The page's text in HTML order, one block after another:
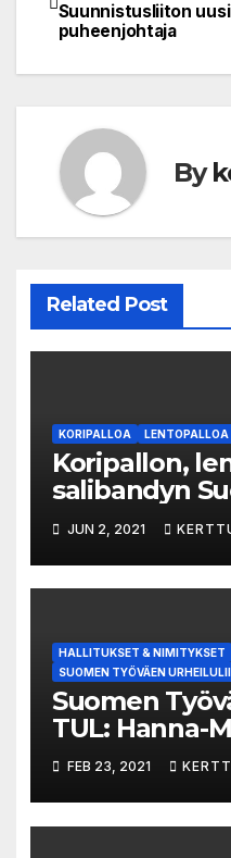
navigation
Suunnistusliiton uusi
puheenjohtaja
By
Related Post
KORIPALLOA LENTOPALLOA
Koripallon,
salibandyn
Ylelle
JUN 2, 2021
HALLITUKSET & NIMITYKSET
SUOMEN TYÖVÄEN
Suomen
TUL: Hanna-
uudeksi
FEB 23, 2021